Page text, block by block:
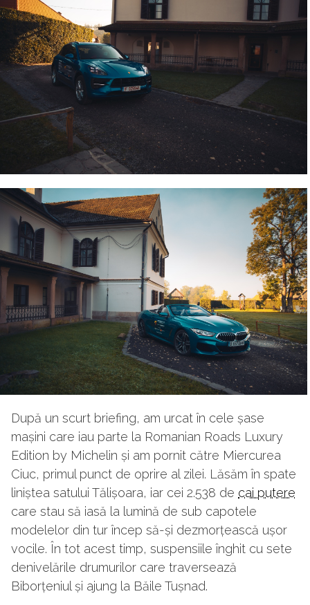
După un scurt briefing, am urcat în cele șase
mașini care iau parte la Romanian Roads Luxury
Edition by Michelin și am pornit către Miercurea
Ciuc, primul punct de oprire al zilei. Lăsăm în spate
liniștea satului Tălișoara, iar cei 2.538 de cai putere
care stau să iasă la lumină de sub capotele
modelelor din tur încep să-și dezmorțească ușor
vocile. În tot acest timp, suspensiile înghit cu sete
denivelările drumurilor care traversează
Biborțeniul și ajung la Băile Tușnad.